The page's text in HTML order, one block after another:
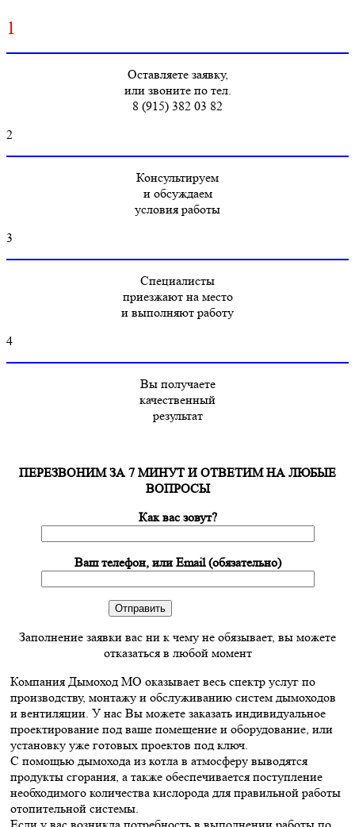
1
Оставляете заявку,
или звоните по тел.
8 (915) 382 03 82
2
Консультируем
и обсуждаем
условия работы
3
Специалисты
приезжают на место
и выполняют работу
4
Вы получаете
качественный
результат
ПЕРЕЗВОНИМ ЗА 7 МИНУТ И ОТВЕТИМ НА ЛЮБЫЕ
ВОПРОСЫ
Как вас зовут?
Ваш телефон, или Email (обязательно)
Заполнение заявки вас ни к чему не обязывает, вы можете
отказаться в любой момент
Компания Дымоход МО оказывает весь спектр услуг по
производству, монтажу и обслуживанию систем дымоходов
и вентиляции. У нас Вы можете заказать индивидуальное
проектирование под ваше помещение и оборудование, или
установку уже готовых проектов под ключ.
С помощью дымохода из котла в атмосферу выводятся
продукты сгорания, а также обеспечивается поступление
необходимого количества кислорода для правильной работы
отопительной системы.
Если у вас возникла потребность в выполнении работы по